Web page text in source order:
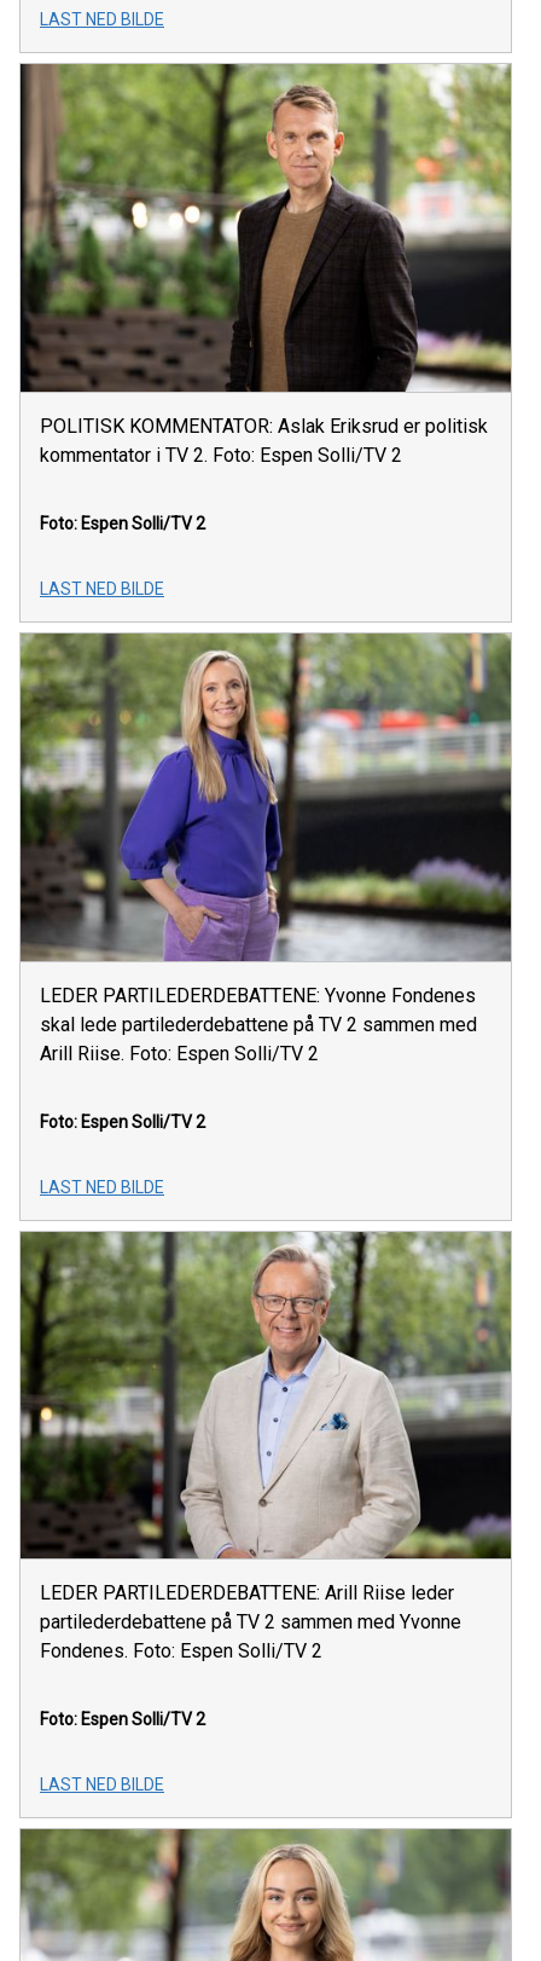
LAST NED BILDE
POLITISK KOMMENTATOR: Aslak Eriksrud er politisk
kommentator i TV 2. Foto: Espen Solli/TV 2
Foto: Espen Solli/TV 2
LAST NED BILDE
LEDER PARTILEDERDEBATTENE: Yvonne Fondenes
skal lede partilederdebattene på TV 2 sammen med
Arill Riise. Foto: Espen Solli/TV 2
Foto: Espen Solli/TV 2
LAST NED BILDE
LEDER PARTILEDERDEBATTENE: Arill Riise leder
partilederdebattene på TV 2 sammen med Yvonne
Fondenes. Foto: Espen Solli/TV 2
Foto: Espen Solli/TV 2
LAST NED BILDE